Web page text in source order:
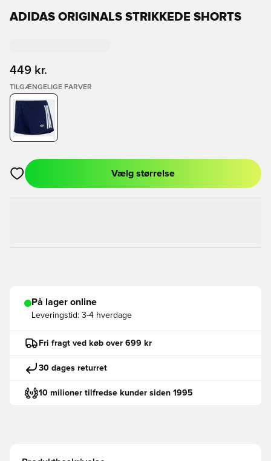
ADIDAS ORIGINALS STRIKKEDE SHORTS
449 kr.
TILGÆNGELIGE FARVER
Åbner en Modal til at logge ind eller tilmelde dig som medlem
Vælg størrelse
På lager online
Leveringstid: 3-4 hverdage
Fri fragt ved køb over 699 kr
30 dages returret
10 milioner tilfredse kunder siden 1995